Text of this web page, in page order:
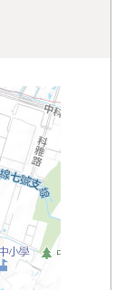
中學附屬私立卡